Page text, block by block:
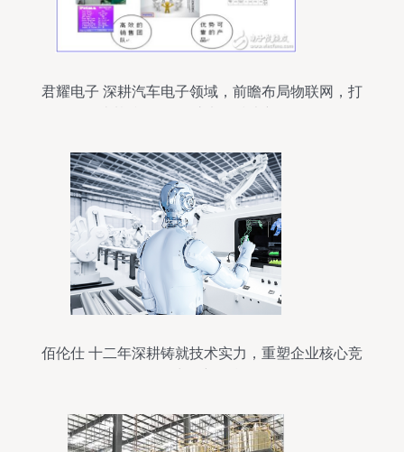
君耀电子 深耕汽车电子领域，前瞻布局物联网，打
佰伦仕 十二年深耕铸就技术实力，重塑企业核心竞